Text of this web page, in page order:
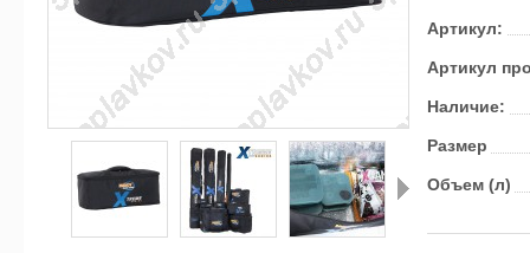
Артикул:
Артикул
Наличие:
Размер
Объем (л)